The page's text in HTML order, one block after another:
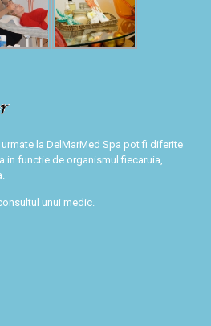
la DelMarMed Spa pot fi diferite
in functie de organismul fiecaruia,
unui medic.